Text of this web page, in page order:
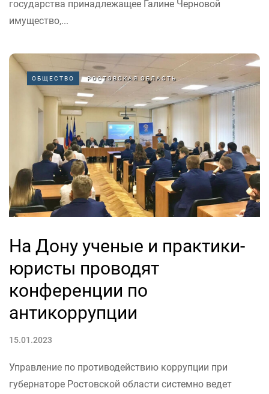
государства принадлежащее Галине Черновой
имущество,...
ОБЩЕСТВО РОСТОВСКАЯ ОБЛАСТЬ
На Дону ученые и практики-
юристы проводят
конференции по
антикоррупции
15.01.2023
Управление по противодействию коррупции при
губернаторе Ростовской области системно ведет